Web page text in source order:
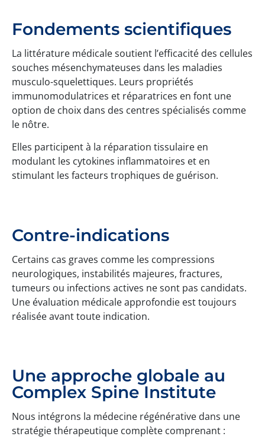
Fondements scientifiques
La littérature médicale soutient l’efficacité des cellules
souches mésenchymateuses dans les maladies
musculo-squelettiques. Leurs propriétés
immunomodulatrices et réparatrices en font une
option de choix dans des centres spécialisés comme
le nôtre.
Elles participent à la réparation tissulaire en
modulant les cytokines inflammatoires et en
stimulant les facteurs trophiques de guérison.
Contre-indications
Certains cas graves comme les compressions
neurologiques, instabilités majeures, fractures,
tumeurs ou infections actives ne sont pas candidats.
Une évaluation médicale approfondie est toujours
réalisée avant toute indication.
Une approche globale au
Complex Spine Institute
Nous intégrons la médecine régénérative dans une
stratégie thérapeutique complète comprenant :